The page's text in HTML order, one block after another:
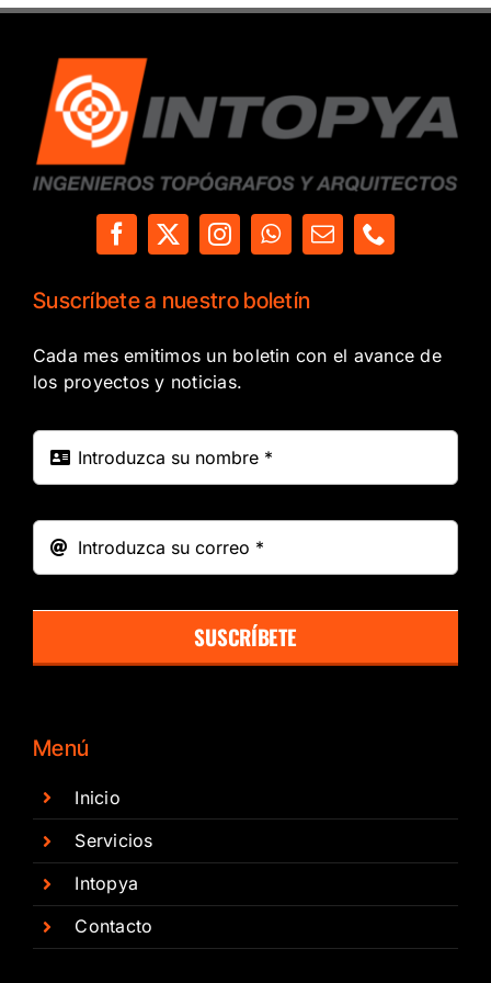
Suscríbete a nuestro boletín
Cada mes emitimos un boletin con el avance de
los proyectos y noticias.
SUSCRÍBETE
Menú
Inicio
Servicios
Intopya
Contacto